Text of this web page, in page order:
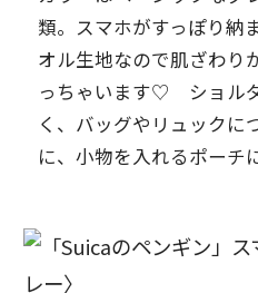
類。スマホがすっぽり納
オル生地なので肌ざわり
っちゃいます♡ ショル
く、バッグやリュックに
に、小物を入れるポーチ